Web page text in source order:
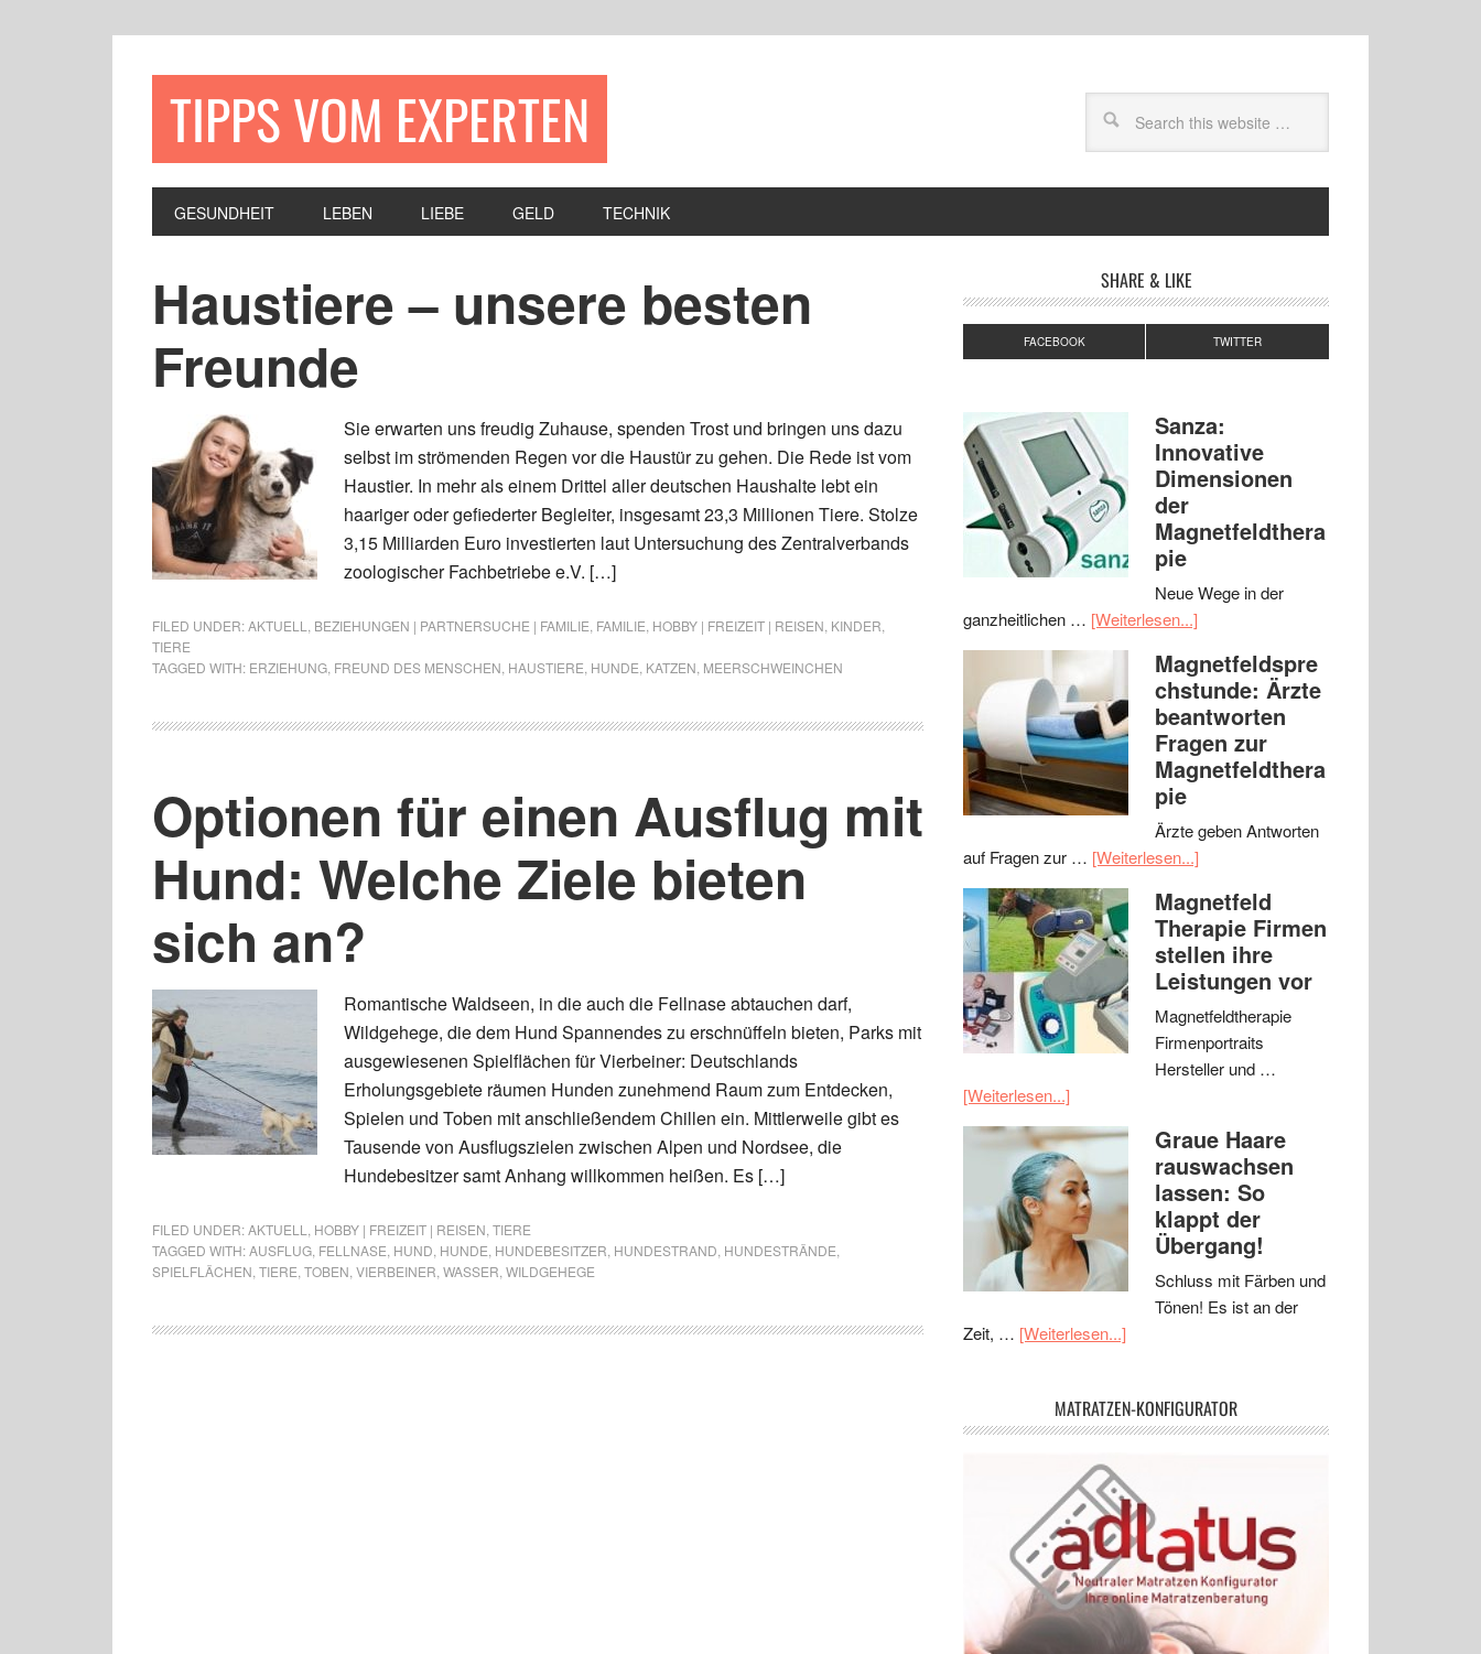
TIPPS VOM EXPERTEN
GESUNDHEIT LEBEN LIEBE GELD TECHNIK
Haustiere – unsere besten
Freunde
Sie erwarten uns freudig Zuhause, spenden Trost und bringen uns dazu
selbst im strömenden Regen vor die Haustür zu gehen. Die Rede ist vom
Haustier. In mehr als einem Drittel aller deutschen Haushalte lebt ein
haariger oder gefiederter Begleiter, insgesamt 23,3 Millionen Tiere. Stolze
3,15 Milliarden Euro investierten laut Untersuchung des Zentralverbands
zoologischer Fachbetriebe e.V. […]
FILED UNDER:AKTUELL BEZIEHUNGEN | PARTNERSUCHE | FAMILIE FAMILIE HOBBY | FREIZEIT | REISEN KINDER
TIERE
TAGGED WITH: ERZIEHUNG FREUND DES MENSCHEN HAUSTIERE HUNDE KATZEN MEERSCHWEINCHEN
Optionen für einen Ausflug mit
Hund: Welche Ziele bieten
sich an?
Romantische Waldseen, in die auch die Fellnase abtauchen darf,
Wildgehege, die dem Hund Spannendes zu erschnüffeln bieten, Parks mit
ausgewiesenen Spielflächen für Vierbeiner: Deutschlands
Erholungsgebiete räumen Hunden zunehmend Raum zum Entdecken,
Spielen und Toben mit anschließendem Chillen ein. Mittlerweile gibt es
Tausende von Ausflugszielen zwischen Alpen und Nordsee, die
Hundebesitzer samt Anhang willkommen heißen. Es […]
FILED UNDER:AKTUELL HOBBY | FREIZEIT | REISEN TIERE
TAGGED WITH:AUSFLUG FELLNASE HUND HUNDE HUNDEBESITZER HUNDESTRAND HUNDESTRÄNDE
SPIELFLÄCHEN TIERE TOBEN VIERBEINER WASSER WILDGEHEGE
SHARE & LIKE
FACEBOOK TWITTER
Sanza:
Innovative
Dimensionen
der
Magnetfeldthera
pie
Neue Wege in der
ganzheitlichen … [Weiterlesen...]
Magnetfeldspre
chstunde: Ärzte
beantworten
Fragen zur
Magnetfeldthera
pie
Ärzte geben Antworten
auf Fragen zur … [Weiterlesen...]
Magnetfeld
Therapie Firmen
stellen ihre
Leistungen vor
Magnetfeldtherapie
Firmenportraits
Hersteller und …
[Weiterlesen...]
Graue Haare
rauswachsen
lassen: So
klappt der
Übergang!
Schluss mit Färben und
Tönen! Es ist an der
Zeit, … [Weiterlesen...]
MATRATZEN-KONFIGURATOR